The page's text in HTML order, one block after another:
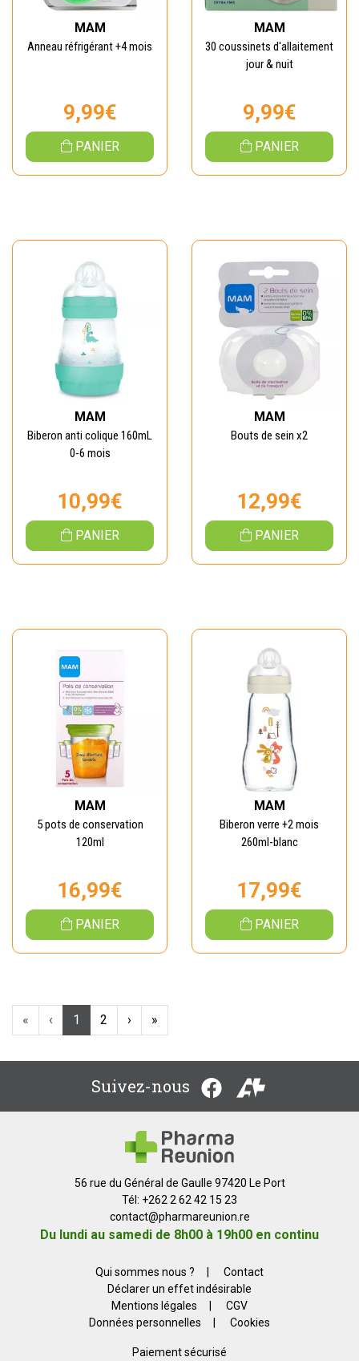
MAM
Anneau réfrigérant +4 mois
9,99€
PANIER
MAM
30 coussinets d'allaitement
jour & nuit
9,99€
PANIER
MAM
Biberon anti colique 160mL
0-6 mois
10,99€
PANIER
MAM
Bouts de sein x2
12,99€
PANIER
MAM
5 pots de conservation
120ml
16,99€
PANIER
MAM
Biberon verre +2 mois
260ml-blanc
17,99€
PANIER
« ‹ 1 2 › »
Suivez-nous
56 rue du Général de Gaulle 97420 Le Port
Tél: +262 2 62 42 15 23
contact@pharmareunion.re
Du lundi au samedi de 8h00 à 19h00 en continu
Qui sommes nous ?
Contact
Déclarer un effet indésirable
Mentions légales
CGV
Données personnelles
Cookies
Paiement sécurisé